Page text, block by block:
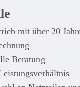
mit über 20
Beratung